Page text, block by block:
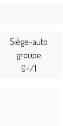
Siège-auto
groupe
0+/1